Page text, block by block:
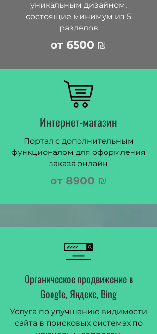
уникальным дизайном,
состоящие минимум из 5
разделов
от 6500 ₪
Интернет-магазин
Портал с дополнительным
функционалом для оформления
заказа онлайн
от 8900 ₪
Органическое продвижение в
Google, Яндекс, Bing
Услуга по улучшению видимости
сайта в поисковых системах по